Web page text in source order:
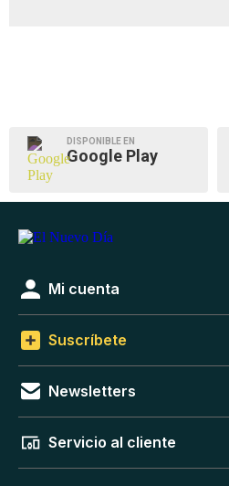
DISPONIBLE EN
Google Play
Mi cuenta
Suscríbete
Newsletters
Servicio al cliente